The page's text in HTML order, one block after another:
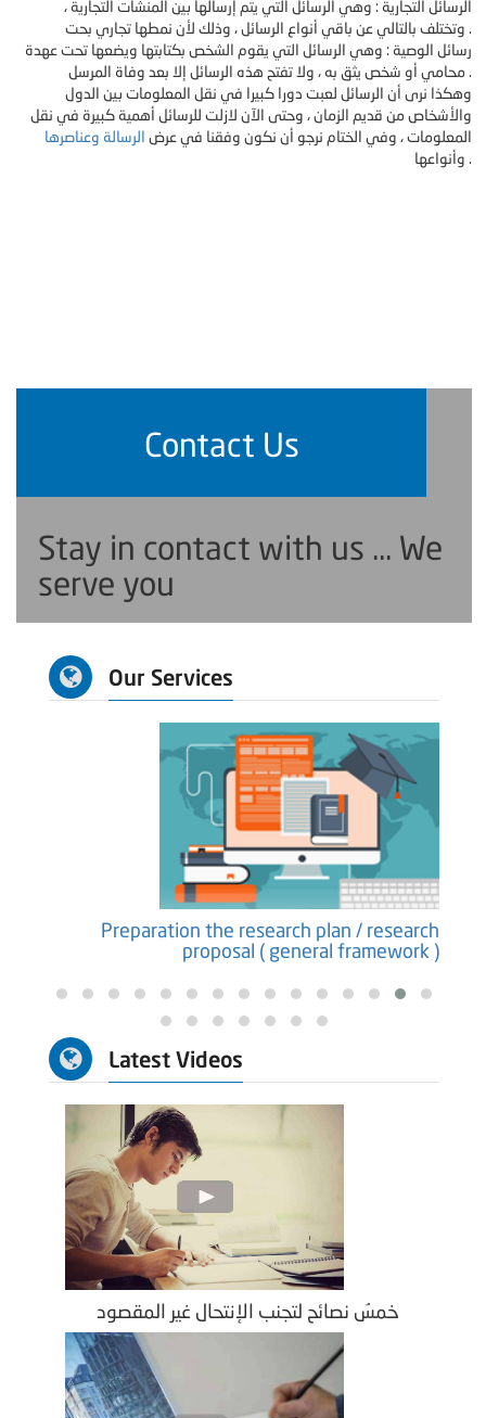
الرسائل التجارية : وهي الرسائل التي يتم إرسالها بين المنشآت التجارية ،
وتختلف بالتالي عن باقي أنواع الرسائل ، وذلك لأن نمطها تجاري بحت .
رسائل الوصية : وهي الرسائل التي يقوم الشخص بكتابتها ويضعها تحت عهدة
محامي أو شخص يثق به ، ولا تفتح هذه الرسائل إلا بعد وفاة المرسل .
وهكذا نرى أن الرسائل لعبت دورا كبيرا في نقل المعلومات بين الدول
والأشخاص من قديم الزمان ، وحتى الآن لازلت للرسائل أهمية كبيرة في نقل
المعلومات ، وفي الختام نرجو أن نكون وفقنا في عرض الرسالة وعناصرها
وأنواعها .
Contact Us
Stay in contact with us ... We
serve you
Our Services
Preparation the research plan / research
proposal ( general framework )
Latest Videos
خمسُ نصائح لتجنب الإنتحال غير المقصود